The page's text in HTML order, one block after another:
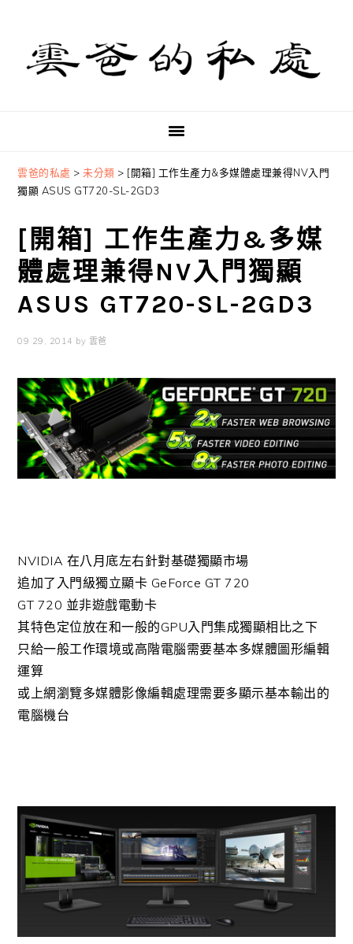
primary
navigation
content
primary
sidebar
雲爸的私處 >未分類 > [開箱] 工作生產力&多媒體處理兼得NV入門
獨顯 ASUS GT720-SL-2GD3
[開箱] 工作生產力&多媒
體處理兼得NV入門獨顯
ASUS GT720-SL-2GD3
09 29, 2014 by 雲爸
NVIDIA 在八月底左右針對基礎獨顯市場
追加了入門級獨立顯卡 GeForce GT 720
GT 720 並非遊戲電動卡
其特色定位放在和一般的GPU入門集成獨顯相比之下
只給一般工作環境或高階電腦需要基本多媒體圖形編輯
運算
或上網瀏覽多媒體影像編輯處理需要多顯示基本輸出的
電腦機台